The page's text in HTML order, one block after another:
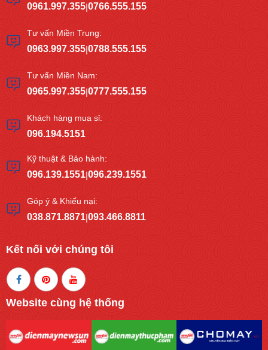
0961.997.355|0766.555.155
Tư vấn Miền Trung:
0963.997.355|0788.555.155
Tư vấn Miền Nam:
0965.997.355|0777.555.155
Khách hàng mua sỉ:
096.194.5151
Kỹ thuật & Bảo hành:
096.139.1551|096.239.1551
Góp ý & Khiếu nại:
038.871.8871|093.466.8811
Kết nối với chúng tôi
Website cùng hệ thống